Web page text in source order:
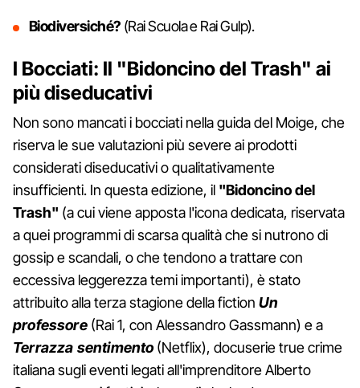
Biodiversiché? (Rai Scuola e Rai Gulp).
I Bocciati: Il "Bidoncino del Trash" ai
più diseducativi
Non sono mancati i bocciati nella guida del Moige, che
riserva le sue valutazioni più severe ai prodotti
considerati diseducativi o qualitativamente
insufficienti. In questa edizione, il "Bidoncino del
Trash" (a cui viene apposta l'icona dedicata, riservata
a quei programmi di scarsa qualità che si nutrono di
gossip e scandali, o che tendono a trattare con
eccessiva leggerezza temi importanti), è stato
attribuito alla terza stagione della fiction Un
professore (Rai 1, con Alessandro Gassmann) e a
Terrazza sentimento (Netflix), docuserie true crime
italiana sugli eventi legati all'imprenditore Alberto